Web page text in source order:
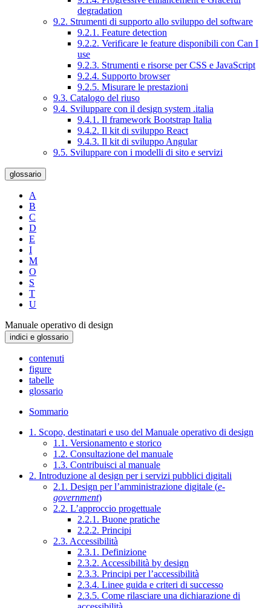
degradation
9.2. Strumenti di supporto allo sviluppo del software
9.2.1. Feature detection
9.2.2. Verificare le feature disponibili con Can I
use
9.2.3. Strumenti e risorse per CSS e JavaScript
9.2.4. Supporto browser
9.2.5. Misurare le prestazioni
9.3. Catalogo del riuso
9.4. Sviluppare con il design system .italia
9.4.1. Il framework Bootstrap Italia
9.4.2. Il kit di sviluppo React
9.4.3. Il kit di sviluppo Angular
9.5. Sviluppare con i modelli di sito e servizi
glossario
A
B
C
D
E
I
M
O
S
T
U
Manuale operativo di design
indici e glossario
contenuti
figure
tabelle
glossario
Sommario
1. Scopo, destinatari e uso del Manuale operativo di design
1.1. Versionamento e storico
1.2. Consultazione del manuale
1.3. Contribuisci al manuale
2. Introduzione al design per i servizi pubblici digitali
2.1. Design per l’amministrazione digitale (e-
government)
2.2. L’approccio progettuale
2.2.1. Buone pratiche
2.2.2. Principi
2.3. Accessibilità
2.3.1. Definizione
2.3.2. Accessibilità by design
2.3.3. Principi per l’accessibilità
2.3.4. Linee guida e criteri di successo
2.3.5. Come rilasciare una dichiarazione di